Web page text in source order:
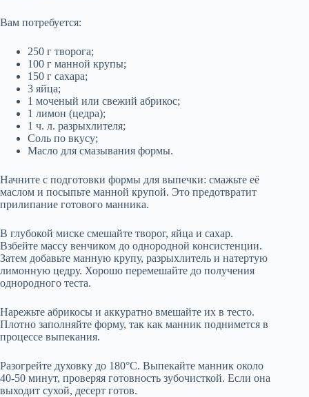
Вам потребуется:
250 г творога;
100 г манной крупы;
150 г сахара;
3 яйца;
1 моченый или свежий абрикос;
1 лимон (цедра);
1 ч. л. разрыхлителя;
Соль по вкусу;
Масло для смазывания формы.
Начните с подготовки формы для выпечки: смажьте её
маслом и посыпьте манной крупой. Это предотвратит
прилипание готового манника.
В глубокой миске смешайте творог, яйца и сахар.
Взбейте массу венчиком до однородной консистенции.
Затем добавьте манную крупу, разрыхлитель и натертую
лимонную цедру. Хорошо перемешайте до получения
однородного теста.
Нарежьте абрикосы и аккуратно вмешайте их в тесто.
Плотно заполняйте форму, так как манник поднимется в
процессе выпекания.
Разогрейте духовку до 180°C. Выпекайте манник около
40-50 минут, проверяя готовность зубочисткой. Если она
выходит сухой, десерт готов.